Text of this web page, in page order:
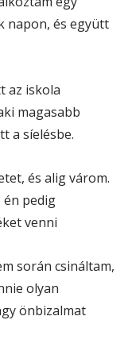
napon, és együtt
az iskola
magasabb
a síelésbe.
és alig várom.
pedig
venni
során csináltam,
olyan
önbizalmat